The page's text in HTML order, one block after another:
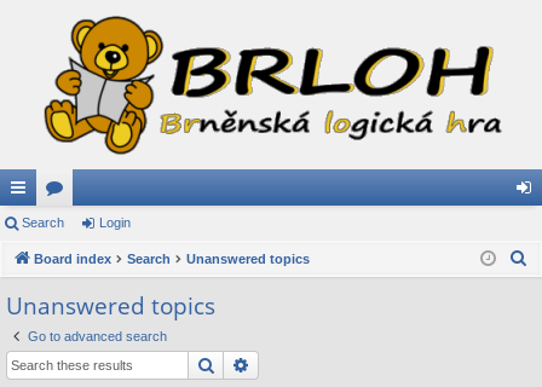
ui
ck
lin
ks
or
u
s
in
Search Login
Board index Search Unanswered topics
Unanswered topics
Go to advanced search
Search